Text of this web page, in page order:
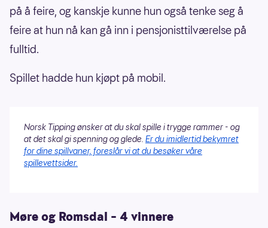
på å feire, og kanskje kunne hun også tenke seg å
feire at hun nå kan gå inn i pensjonisttilværelse på
fulltid.
Spillet hadde hun kjøpt på mobil.
Norsk Tipping ønsker at du skal spille i trygge rammer - og
at det skal gi spenning og glede. Er du imidlertid bekymret
for dine spillvaner, foreslår vi at du besøker våre
spillevettsider.
Møre og Romsdal – 4 vinnere